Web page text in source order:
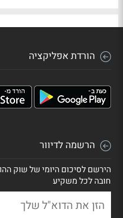
הורדת אפליקציה
הרשמה לדיוור
הירשם לסיכום היומי של שוק
חובה לכל משקיע